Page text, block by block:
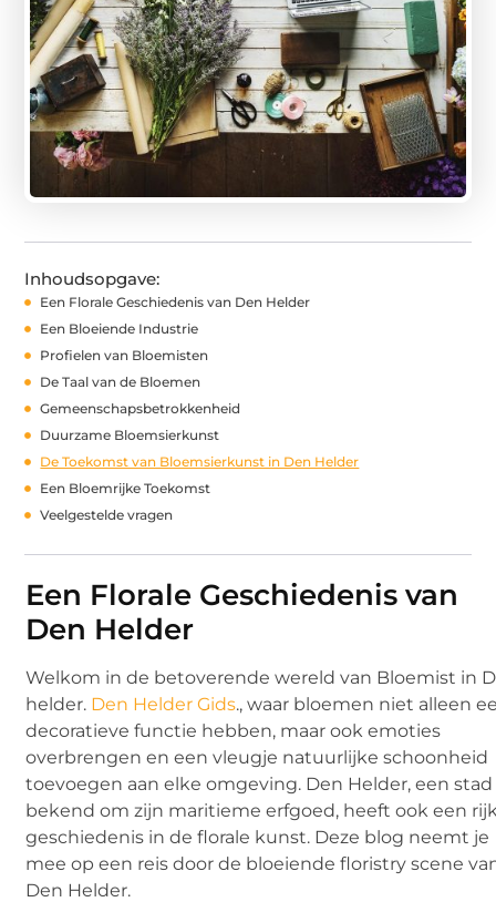
Inhoudsopgave:
Een Florale Geschiedenis van Den Helder
Een Bloeiende Industrie
Profielen van Bloemisten
De Taal van de Bloemen
Gemeenschapsbetrokkenheid
Duurzame Bloemsierkunst
De Toekomst van Bloemsierkunst in Den Helder
Een Bloemrijke Toekomst
Veelgestelde vragen
Een Florale Geschiedenis van
Den Helder
Welkom in de betoverende wereld van Bloemist in
helder. Den Helder Gids., waar bloemen niet alleen
decoratieve functie hebben, maar ook emoties
overbrengen en een vleugje natuurlijke schoonheid
toevoegen aan elke omgeving. Den Helder, een stad
bekend om zijn maritieme erfgoed, heeft ook een
geschiedenis in de florale kunst. Deze blog neemt je
mee op een reis door de bloeiende floristry scene
Den Helder.